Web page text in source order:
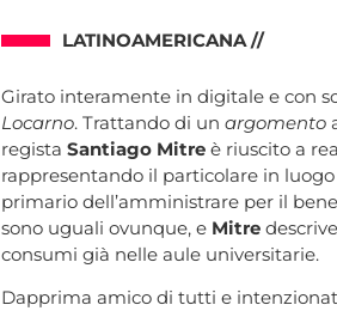
LATINOAMERICANA //
Girato interamente in digitale e con
Locarno. Trattando di unargomento
registaSantiago Mitre è riuscito a
rappresentando il particolare in
primario dell’amministrare per il
sono uguali ovunque, e Mitre
consumi già nelle aule universitarie.
Dapprima amico di tutti e